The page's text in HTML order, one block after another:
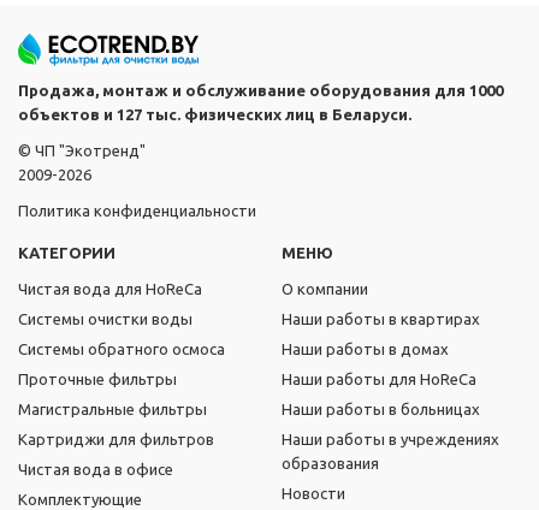
Продажа, монтаж и обслуживание оборудования для 1000
объектов и 127 тыс. физических лиц в Беларуси.
© ЧП "Экотренд"
2009-2026
Политика конфиденциальности
КАТЕГОРИИ
Чистая вода для HoReCa
Системы очистки воды
Системы обратного осмоса
Проточные фильтры
Магистральные фильтры
Картриджи для фильтров
Чистая вода в офисе
Комплектующие
МЕНЮ
О компании
Наши работы в квартирах
Наши работы в домах
Наши работы для HoReCa
Наши работы в больницах
Наши работы в учреждениях
образования
Новости